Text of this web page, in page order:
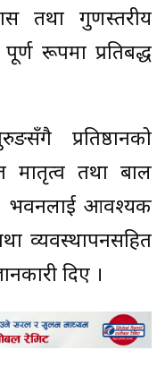
तथा गुणस्तरीय
रूपमा प्रतिबद्ध
प्रतिष्ठानको
मातृत्व तथा बाल
भवनलाई आवश्यक
व्यवस्थापनसहित
दिए ।